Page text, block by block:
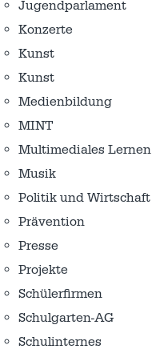
Jugendparlament
Konzerte
Kunst
Kunst
Medienbildung
MINT
Multimediales Lernen
Musik
Politik und Wirtschaft
Prävention
Presse
Projekte
Schülerfirmen
Schulgarten-AG
Schulinternes